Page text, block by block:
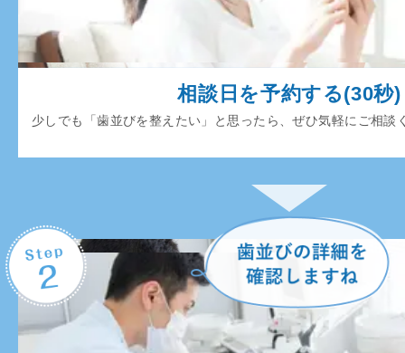
相談日を予約する(30秒)
少しでも「歯並びを整えたい」と思ったら、ぜひ気軽にご相談